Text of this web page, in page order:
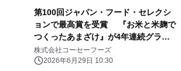
第100回ジャパン・フード・セレクシ
ョンで最高賞を受賞 『お米と米麹で
つくったあまざけ』が4年連続グラン
プリに
株式会社コーセーフーズ
2026年6月29日 10:30